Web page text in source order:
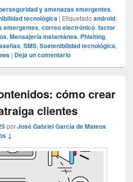
y amenazas emergentes,
tecnológica | Etiquetado android,
emergentes, correo electrónico, factor
, Mensajería instantánea, Phishing,
, SMS, Sostenibilidad tecnológica,
| Deja un comentario
cómo crear
clientes
porJosé Gabriel García de Mateos
↓